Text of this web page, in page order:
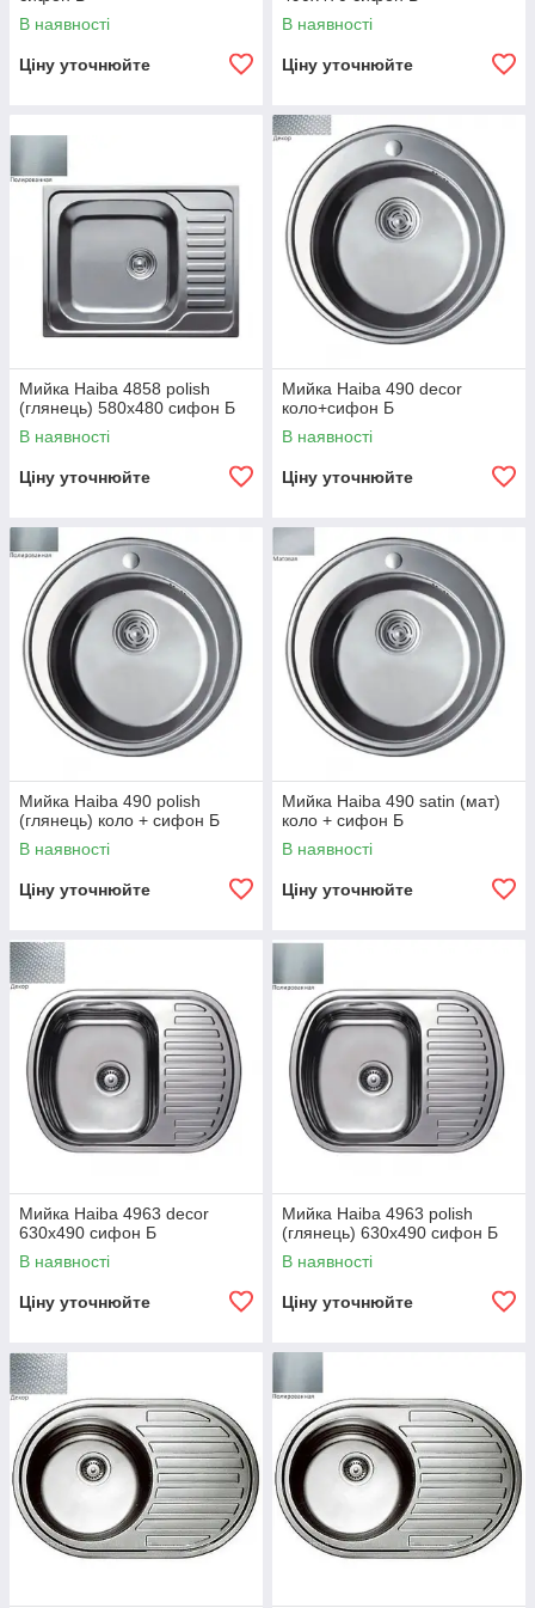
В наявності
Ціну уточнюйте
В наявності
Ціну уточнюйте
Мийка Haiba 4858 polish
(глянець) 580x480 сифон Б
В наявності
Ціну уточнюйте
Мийка Haiba 490 decor
коло+сифон Б
В наявності
Ціну уточнюйте
Мийка Haiba 490 polish
(глянець) коло + сифон Б
В наявності
Ціну уточнюйте
Мийка Haiba 490 satin (мат)
коло + сифон Б
В наявності
Ціну уточнюйте
Мийка Haiba 4963 decor
630x490 сифон Б
В наявності
Ціну уточнюйте
Мийка Haiba 4963 polish
(глянець) 630x490 сифон Б
В наявності
Ціну уточнюйте